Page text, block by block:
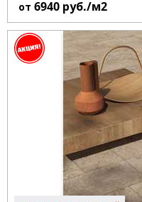
от 6940 руб./м2